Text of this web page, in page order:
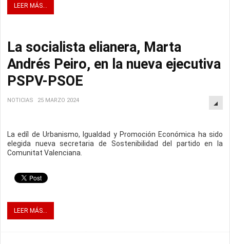
LEER MÁS...
La socialista elianera, Marta
Andrés Peiro, en la nueva ejecutiva
PSPV-PSOE
NOTICIAS 25 MARZO 2024
La edíl de Urbanismo, Igualdad y Promoción Económica ha sido
elegida nueva secretaria de Sostenibilidad del partido en la
Comunitat Valenciana.
LEER MÁS...